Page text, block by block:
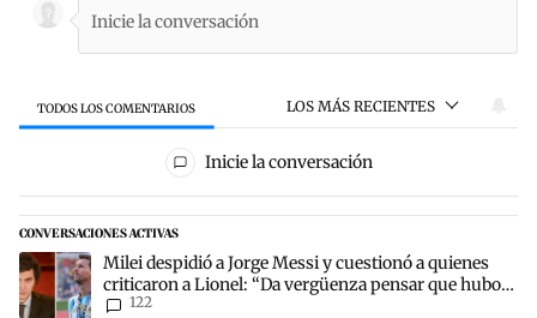
TODOS LOS COMENTARIOS LOS MÁS RECIENTES
Todos los comentarios
Inicie la conversación
CONVERSACIONES ACTIVAS
Este listado muestra los artículos con más comentarios en los
Un artículo de tendencia con el título "Milei despidió a Jorge
Milei despidió a Jorge Messi y cuestionó a quienes
criticaron a Lionel: “Da vergüenza pensar que hubo
anti-Messi”
122